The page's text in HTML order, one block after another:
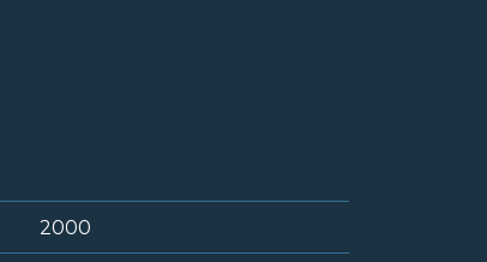
2000